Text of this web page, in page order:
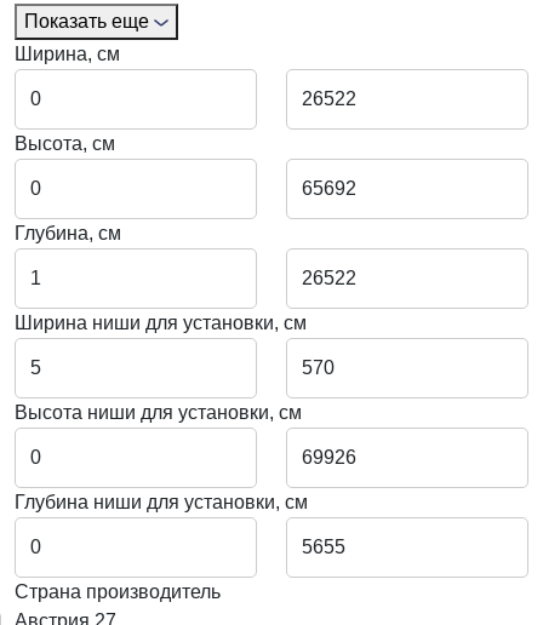
Показать еще
Ширина, см
Высота, см
Глубина, см
Ширина ниши для установки, см
Высота ниши для установки, см
Глубина ниши для установки, см
Страна производитель
Австрия 27